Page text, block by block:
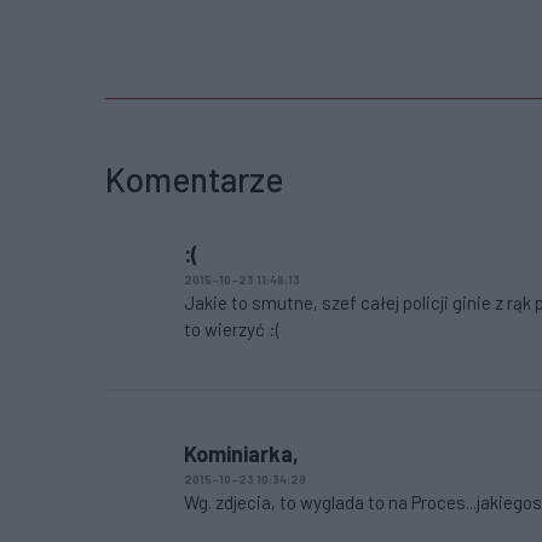
Komentarze
:(
2015-10-23 11:48:13
Jakie to smutne, szef całej policji ginie z rąk
to wierzyć :(
Kominiarka,
2015-10-23 10:34:29
Wg. zdjecia, to wyglada to na